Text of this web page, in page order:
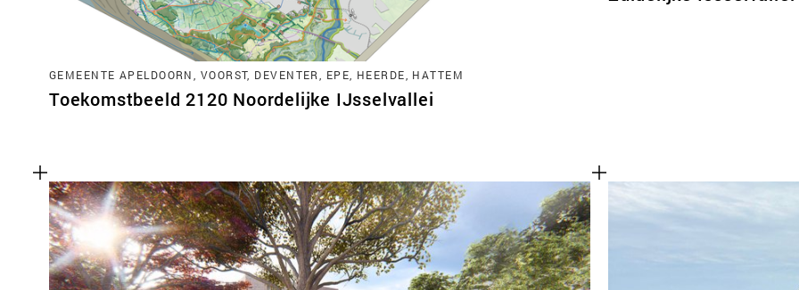
GEMEENTE APELDOORN, VOORST, DEVENTER, EPE, HEERDE, HATTEM
Toekomstbeeld 2120 Noordelijke IJsselvallei